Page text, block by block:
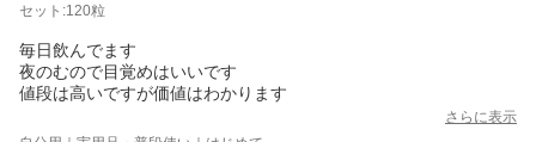
セット:120粒
毎日飲んでます
夜のむので目覚めはいいです
値段は高いですが価値はわかります
さらに表示